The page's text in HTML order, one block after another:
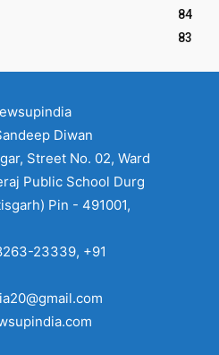
84
83
Diwan
Street No. 02, Ward
Public School Durg
Pin - 491001,
23339, +91